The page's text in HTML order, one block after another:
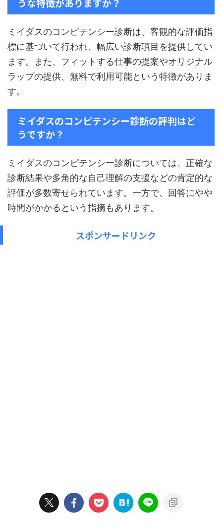
うな特徴がありますか？
ミイダスのコンピテンシー診断は、客観的な評価指
標に基づいて行われ、幅広い診断項目を提供してい
ます。また、フィットする仕事の提案やオリジナル
ラップの提供、無料で利用可能という特徴がありま
す。
ミイダスのコンピテンシー診断の評判はど
うですか？
ミイダスのコンピテンシー診断については、正確な
診断結果や多角的な自己理解の支援などの肯定的な
評価が多数寄せられています。一方で、回答にやや
時間がかかるという指摘もあります。
スポンサードリンク